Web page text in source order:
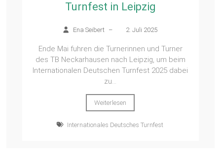
Turnfest in Leipzig
Ena Seibert – 2. Juli 2025
Ende Mai fuhren die Turnerinnen und Turner
des TB Neckarhausen nach Leipzig, um beim
Internationalen Deutschen Turnfest 2025 dabei
zu...
Weiterlesen
Internationales Deutsches Turnfest